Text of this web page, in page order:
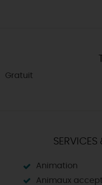
Gratuit
SERVICES
Animation
Animaux